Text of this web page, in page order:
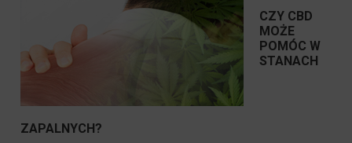
CZY CBD
MOŻE
POMÓC W
STANACH
ZAPALNYCH?